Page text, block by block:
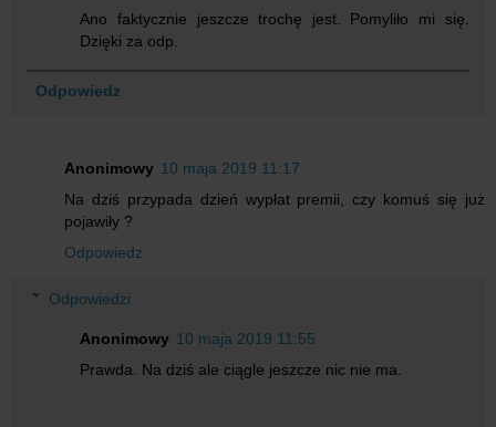
Ano faktycznie jeszcze trochę jest. Pomyliło mi się.
Dzięki za odp.
Odpowiedz
Anonimowy 10 maja 2019 11:17
Na dziś przypada dzień wypłat premii, czy komuś się już
pojawiły ?
Odpowiedz
Odpowiedzi
Anonimowy 10 maja 2019 11:55
Prawda. Na dziś ale ciągle jeszcze nic nie ma.